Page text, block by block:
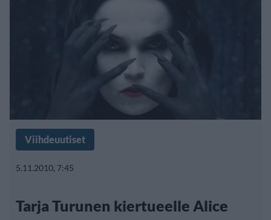
Viihdeuutiset
5.11.2010, 7:45
Tarja Turunen kiertueelle Alice